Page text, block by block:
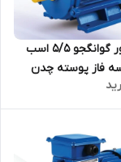
الکتروموتور گوانگجو 5/5 اسب
سه فاز پوسته چدن